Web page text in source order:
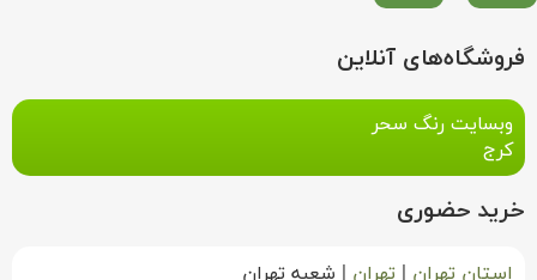
فروشگاه‌های آنلاین
وبسایت رنگ سحر
کرج
خرید حضوری
استان تهران | تهران | شعبه تهران